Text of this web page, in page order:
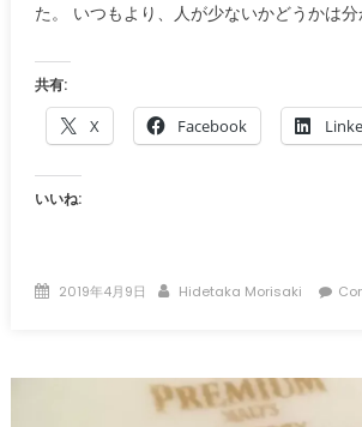
た。 いつもより、人が少ないかどうかは
共有:
X Facebook
いいね:
Posted
2019年4月9日 Author
Hidetaka Morisaki